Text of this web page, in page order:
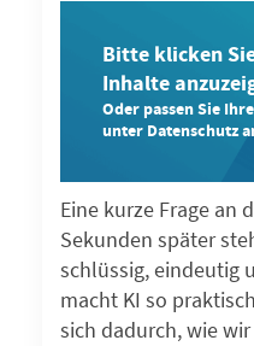
Bitte klicken
Inhalte
Oder passen Sie
unter Datenschutz
Eine kurze Frage an
Sekunden später
schlüssig, eindeutig
macht KI so
sich dadurch, wie